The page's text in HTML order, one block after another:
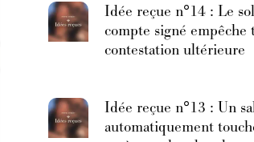
Idée reçue n°14 : Le
compte signé empêche
contestation ultérieure
Idée reçue n°13 : Un
automatiquement